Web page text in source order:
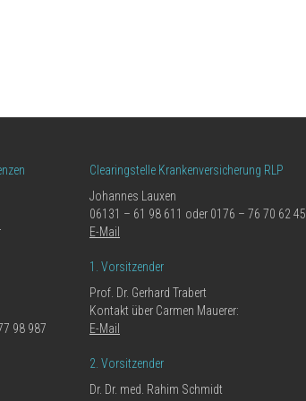
98 987
Clearingstelle Krankenversicherung RLP
Johannes Lauxen
06131 – 61 98 611 oder 0176 – 76 70 62 45
E-Mail
1. Vorsitzender
Prof. Dr. Gerhard Trabert
Kontakt über Carmen Mauerer:
E-Mail
2. Vorsitzender
Dr. Dr. med. Rahim Schmidt